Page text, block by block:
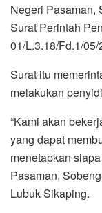
Negeri Pasaman,
Surat Perintah
01/L.3.18/Fd.1/
Surat itu
melakukan
“Kami akan
yang dapat
menetapkan
Pasaman,
Lubuk Sikaping.